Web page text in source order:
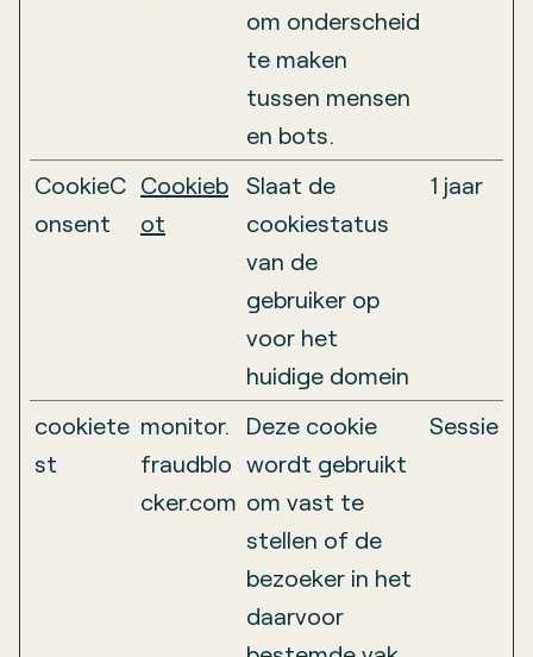
om onderscheid
te maken
tussen mensen
en bots.
CookieC
onsent
Cookieb
ot
Slaat de
cookiestatus
van de
gebruiker op
voor het
huidige domein
1 jaar
cookiete
st
monitor.
fraudblo
cker.com
Deze cookie
wordt gebruikt
om vast te
stellen of de
bezoeker in het
daarvoor
Sessie